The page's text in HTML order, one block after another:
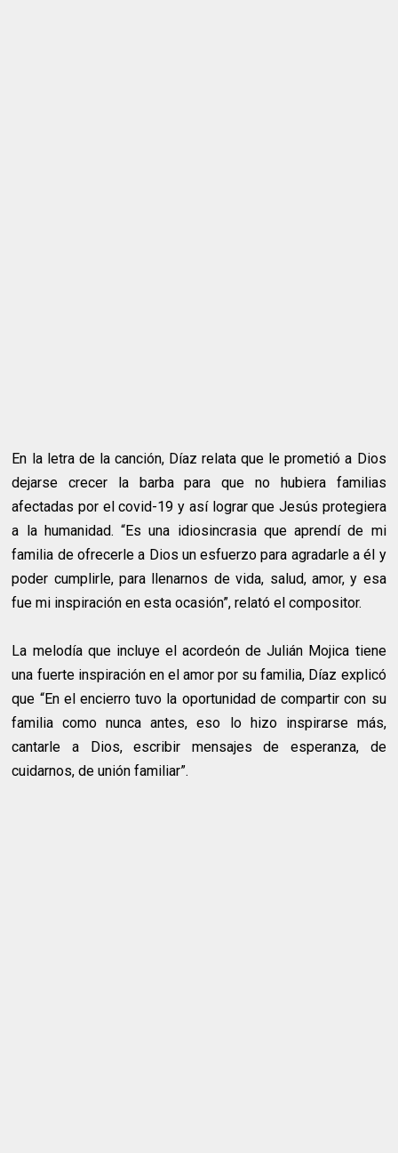
En la letra de la canción, Díaz relata que le prometió a Dios
dejarse crecer la barba para que no hubiera familias
afectadas por el covid-19 y así lograr que Jesús protegiera
a la humanidad. “Es una idiosincrasia que aprendí de mi
familia de ofrecerle a Dios un esfuerzo para agradarle a él y
poder cumplirle, para llenarnos de vida, salud, amor, y esa
fue mi inspiración en esta ocasión”, relató el compositor.
La melodía que incluye el acordeón de Julián Mojica tiene
una fuerte inspiración en el amor por su familia, Díaz explicó
que “En el encierro tuvo la oportunidad de compartir con su
familia como nunca antes, eso lo hizo inspirarse más,
cantarle a Dios, escribir mensajes de esperanza, de
cuidarnos, de unión familiar”.